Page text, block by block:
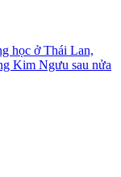
học ở Thái Lan,
Kim Ngưu sau nửa